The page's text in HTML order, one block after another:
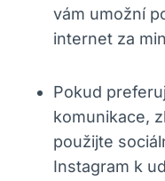
vám umožní
internet za
Pokud
komunikace,
použijte
Instagram k